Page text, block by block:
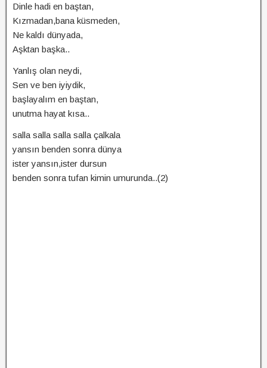
Dinle hadi en baştan,
Kızmadan,bana küsmeden,
Ne kaldı dünyada,
Aşktan başka..
Yanlış olan neydi,
Sen ve ben iyiydik,
başlayalım en baştan,
unutma hayat kısa..
salla salla salla salla çalkala
yansın benden sonra dünya
ister yansın,ister dursun
benden sonra tufan kimin umurunda..(2)